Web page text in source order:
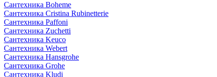
Сантехника Boheme
Сантехника Cristina Rubinetterie
Сантехника Paffoni
Сантехника Zuchetti
Сантехника Keuco
Сантехника Webert
Сантехника Hansgrohe
Сантехника Grohe
Сантехника Kludi